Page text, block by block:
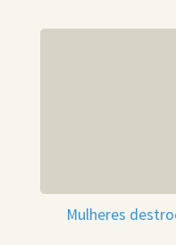
Mulheres